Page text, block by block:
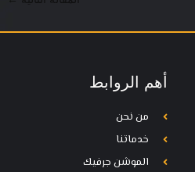
أهم الروابط
من نحن
خدماتنا
الموشن جرفيك